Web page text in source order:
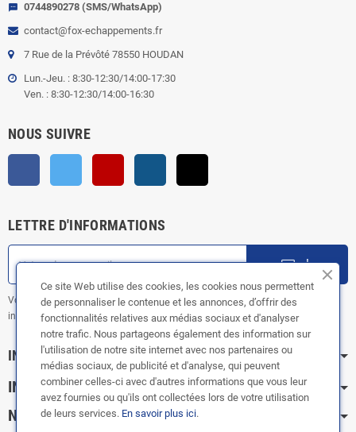
sms
0744890278 (SMS/WhatsApp)
contact@fox-echappements.fr
7 Rue de la Prévôté 78550 HOUDAN
Lun.-Jeu. : 8:30-12:30/14:00-17:30
Ven. : 8:30-12:30/14:00-16:30
NOUS SUIVRE
LETTRE D'INFORMATIONS
ok
Vous pouvez vous désinscrire à tout moment. Vous trouverez pour cela nos
informations de contact dans les conditions d'utilisation du site.
INFORMATION
INFOS PRATIQUES
NOS CATÉGORIES
Ce site Web utilise des cookies, les cookies nous permettent
de personnaliser le contenue et les annonces, d’offrir des
fonctionnalités relatives aux médias sociaux et d'analyser
notre trafic. Nous partageons également des information sur
l'utilisation de notre site internet avec nos partenaires ou
médias sociaux, de publicité et d'analyse, qui peuvent
combiner celles-ci avec d'autres informations que vous leur
avez fournies ou qu'ils ont collectées lors de votre utilisation
de leurs services. En savoir plus ici.